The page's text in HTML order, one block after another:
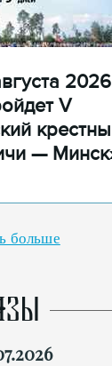
2026
V
—
больше